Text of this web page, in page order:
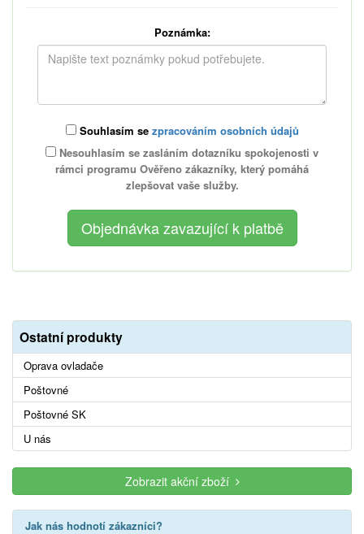
Poznámka:
Souhlasím se zpracováním osobních údajů
Nesouhlasím se zasláním dotazníku spokojenosti v
rámci programu Ověřeno zákazníky, který pomáhá
zlepšovat vaše služby.
Ostatní produkty
Oprava ovladače
Poštovné
Poštovné SK
U nás
Zobrazit akční zboží
Jak nás hodnotí zákazníci?